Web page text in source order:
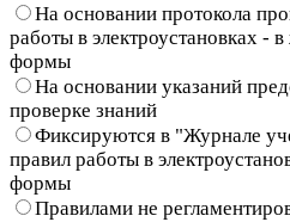
На основании протокола
работы в электроустановках -
формы
На основании указаний
проверке знаний
Фиксируются в "Журнале
правил работы в
формы
Правилами не